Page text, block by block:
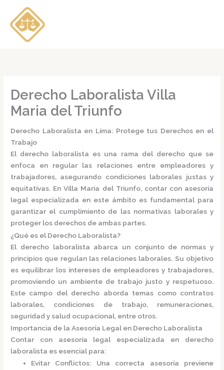
contenido
Derecho Laboralista Villa
Maria del Triunfo
Derecho Laboralista en Lima: Protege tus Derechos en el
Trabajo
El derecho laboralista es una rama del derecho que se
enfoca en regular las relaciones entre empleadores y
trabajadores, asegurando condiciones laborales justas y
equitativas. En Villa Maria del Triunfo, contar con asesoría
legal especializada en este ámbito es fundamental para
garantizar el cumplimiento de las normativas laborales y
proteger los derechos de ambas partes.
¿Qué es el Derecho Laboralista?
El derecho laboralista abarca un conjunto de normas y
principios que regulan las relaciones laborales. Su objetivo
es equilibrar los intereses de empleadores y trabajadores,
promoviendo un ambiente de trabajo justo y respetuoso.
Este campo del derecho aborda temas como contratos
laborales, condiciones de trabajo, remuneraciones,
seguridad y salud ocupacional, entre otros.
Importancia de la Asesoría Legal en Derecho Laboralista
Contar con asesoría legal especializada en derecho
laboralista es esencial para:
Evitar Conflictos: Una correcta asesoría previene